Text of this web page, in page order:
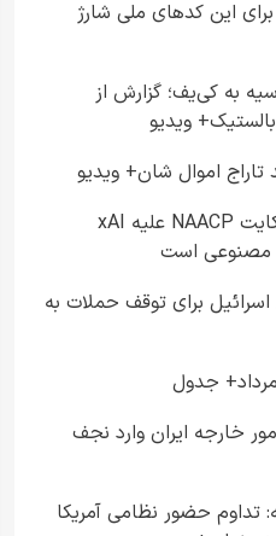
۱۴۰۵ از فردا برای این کدهای ملی شارژ
به کی‌یف؛ گزارش از
اموال شان+ ویدیو
وزارت دادگستری آمریکا: شکایت NAACP علیه xAI
مصنوعی است
برای توقف حملات به
خارجه ایران وارد نجف
تداوم حضور نظامی آمریکا